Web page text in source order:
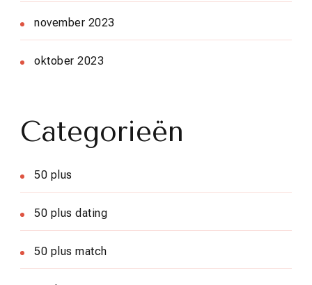
november 2023
oktober 2023
Categorieën
50 plus
50 plus dating
50 plus match